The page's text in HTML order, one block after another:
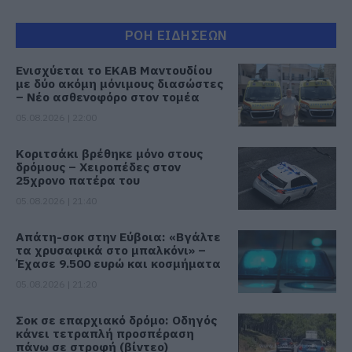
ΡΟΗ ΕΙΔΗΣΕΩΝ
Ενισχύεται το ΕΚΑΒ Μαντουδίου
με δύο ακόμη μόνιμους διασώστες
– Νέο ασθενοφόρο στον τομέα
Κοριτσάκι βρέθηκε μόνο στους
δρόμους – Χειροπέδες στον
25χρονο πατέρα του
Απάτη-σοκ στην Εύβοια: «Βγάλτε
τα χρυσαφικά στο μπαλκόνι» –
Έχασε 9.500 ευρώ και κοσμήματα
Σοκ σε επαρχιακό δρόμο: Οδηγός
κάνει τετραπλή προσπέραση
πάνω σε στροφή (βίντεο)